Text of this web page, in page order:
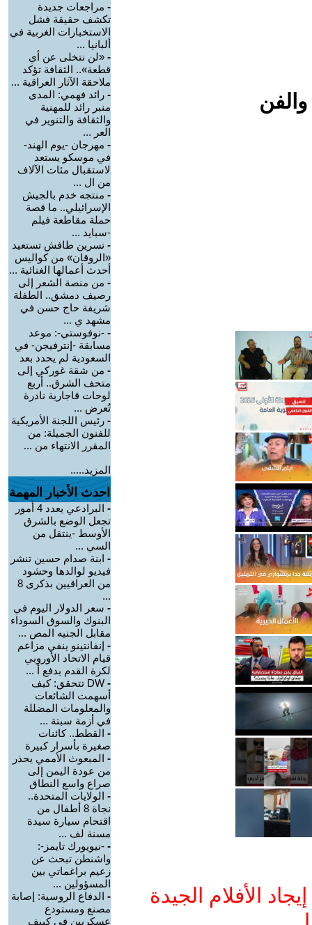
الأفلام الجيدة
- مراجعات جديدة
تكشف حقيقة فشل
الاستخبارات الغربية في
ألبانيا ...
- «لن نتخلى عن أي
قطعة».. الثقافة تؤكد
ملاحقة الآثار العراقية ...
- رائد فهمي: المدى
منبر رائد للمهنية
والثقافة والتنوير في
العر ...
- مهرجان -يوم الهند-
في موسكو يستعد
لاستقبال مئات الآلاف
من ال ...
- منتجه خدم بالجيش
الإسرائيلي.. ما قصة
حملة مقاطعة فيلم
-سبايد ...
- نسرين طافش تستعيد
«الروقان» من كواليس
أحدث أعمالها الغنائية ...
- من منصة الشعر إلى
رصيف دمشق.. الطفلة
شريفة حاج حسن في
مشهد ي ...
- -نوفوستي-: موعد
مسابقة -إنترفيجن- في
السعودية لم يحدد بعد
- من شقة غوركي إلى
متحف الشرق.. أربع
لوحات قاجارية نادرة
تُعرض ...
- رئيس اللجنة الأمريكية
للفنون الجميلة: من
المقرر الانتهاء من ...
المزيد.....
احدث الأخبار المهمة
-
البرادعي يعدد 4 أمور
تجعل الوضع بالشرق
الأوسط -ينتقل من
السي ...
- ابنة صدام حسين تنشر
فيديو لوالدها وحشود
من العراقيين بذكرى 8
...
- سعر الدولار اليوم في
البنوك والسوق السوداء
مقابل الجنيه المص ...
- إنفانتينو ينفي مزاعم
قيام الاتحاد الأوروبي
لكرة القدم بدفع أ ...
-
DW تتحقق: كيف
أسهمت الشائعات
والمعلومات المضللة
في أزمة سبتة ...
- القطط.. كائنات
صغيرة بأسرار كبيرة
- المبعوث الأممي يحذر
من عودة اليمن إلى
صراع واسع النطاق
- الولايات المتحدة..
نجاة 8 أطفال من
اقتحام سيارة سيدة
مسنة لف ...
- -نيويورك تايمز-:
واشنطن تبحث عن
زعيم براغماتي بين
المسؤولين ...
- الدفاع الروسية: إصابة
مصنع ومستودع
عسكريين في كييف